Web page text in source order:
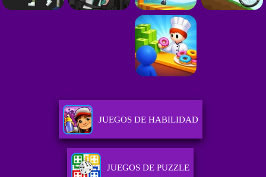
JUEGOS DE HABILIDAD
JUEGOS DE PUZZLE